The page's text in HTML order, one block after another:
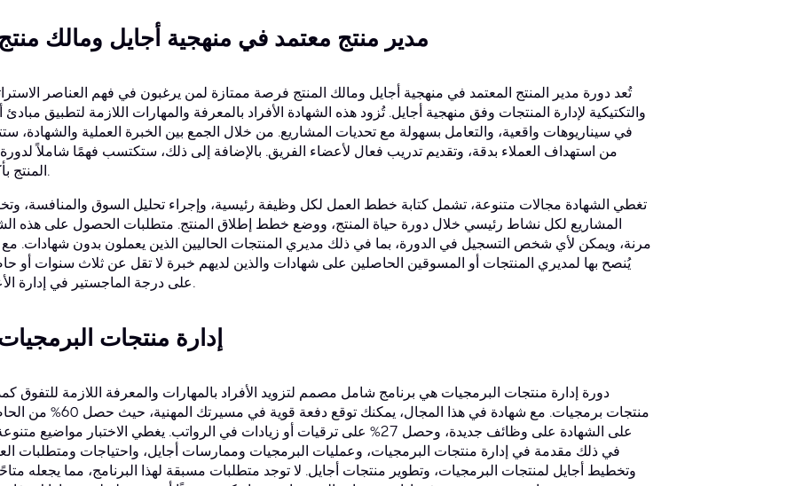
2. مدير منتج معتمد في منهجية أجايل ومالك منتج
تُعد دورة مدير المنتج المعتمد في منهجية أجايل ومالك المنتج فرصة ممتازة لمن يرغبون في فهم العناصر
والتكتيكية لإدارة المنتجات وفق منهجية أجايل. تُزود هذه الشهادة الأفراد بالمعرفة والمهارات اللازمة لتطبيق مبادئ
في سيناريوهات واقعية، والتعامل بسهولة مع تحديات المشاريع. من خلال الجمع بين الخبرة العملية والشهادة،
من استهداف العملاء بدقة، وتقديم تدريب فعال لأعضاء الفريق. بالإضافة إلى ذلك، ستكتسب فهمًا شاملاً
المنتج بأكملها.
تغطي الشهادة مجالات متنوعة، تشمل كتابة خطط العمل لكل وظيفة رئيسية، وإجراء تحليل السوق والمنافسة،
المشاريع لكل نشاط رئيسي خلال دورة حياة المنتج، ووضع خطط إطلاق المنتج. متطلبات الحصول على هذه
مرنة، ويمكن لأي شخص التسجيل في الدورة، بما في ذلك مديري المنتجات الحاليين الذين يعملون بدون شهادات. مع
يُنصح بها لمديري المنتجات أو المسوقين الحاصلين على شهادات والذين لديهم خبرة لا تقل عن ثلاث سنوات أو
على درجة الماجستير في إدارة الأعمال.
3. إدارة منتجات
دورة إدارة منتجات البرمجيات هي برنامج شامل مصمم لتزويد الأفراد بالمهارات والمعرفة اللازمة للتفوق
منتجات برمجيات. مع شهادة في هذا المجال، يمكنك توقع دفعة قوية في
على الشهادة على وظائف جديدة، وحصل 27% على ترقيات أو زيادات في الرواتب. يغطي الاختبار مواضيع
في ذلك مقدمة في إدارة منتجات البرمجيات، وعمليات البرمجيات وممارسات أجايل، واحتياجات ومتطلبات
وتخطيط أجايل لمنتجات البرمجيات، وتطوير منتجات أجايل. لا توجد متطلبات مسبقة لهذا البرنامج، مما يجعله